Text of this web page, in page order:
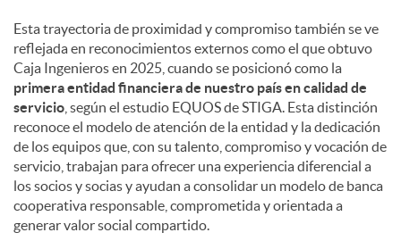
Esta trayectoria de proximidad y compromiso también se ve
reflejada en reconocimientos externos como el que obtuvo
Caja Ingenieros en 2025, cuando se posicionó como la
primera entidad financiera de nuestro país en calidad de
servicio , según el estudio EQUOS de STIGA. Esta distinción
reconoce el modelo de atención de la entidad y la dedicación
de los equipos que, con su talento, compromiso y vocación de
servicio, trabajan para ofrecer una experiencia diferencial a
los socios y socias y ayudan a consolidar un modelo de banca
cooperativa responsable, comprometida y orientada a
generar valor social compartido.